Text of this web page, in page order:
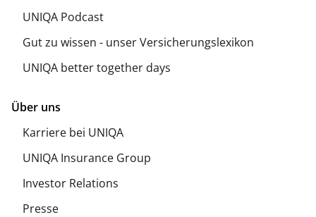
UNIQA Podcast
Gut zu wissen - unser Versicherungslexikon
UNIQA better together days
Über uns
Karriere bei UNIQA
UNIQA Insurance Group
Investor Relations
Presse